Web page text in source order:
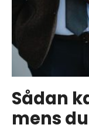
Sådan
mens